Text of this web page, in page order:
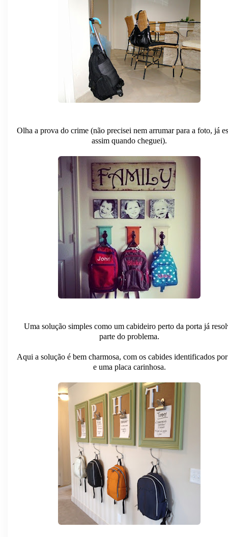
Olha a prova do crime (não precisei nem arrumar para a foto, já
assim quando cheguei).
Uma solução simples como um cabideiro perto da porta já
parte do problema.
Aqui a solução é bem charmosa, com os cabides identificados
e uma placa carinhosa.